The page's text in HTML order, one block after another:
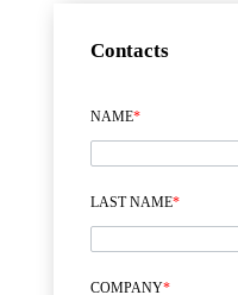
Contacts
NAME*
LAST NAME*
COMPANY*